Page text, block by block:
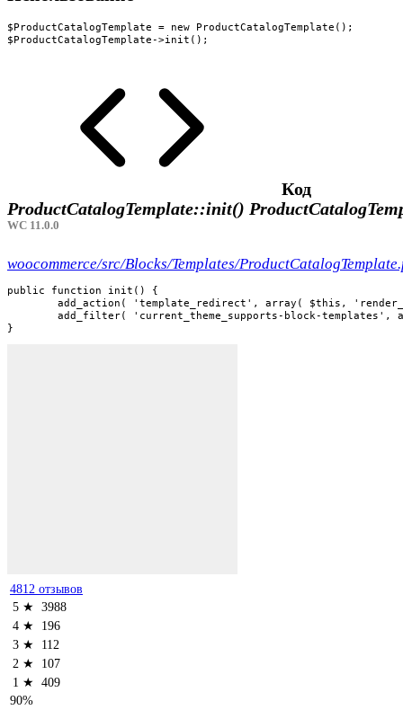
$ProductCatalogTemplate = new ProductCatalogTemplate();
$ProductCatalogTemplate->init();
Код
ProductCatalogTemplate::init()
WC 11.0.0
woocommerce/src/Blocks/Templates/
public function init() {
}
4812 отзывов
5 ★ 3988
4 ★
196
3 ★
112
2 ★
107
1 ★ 409
90%